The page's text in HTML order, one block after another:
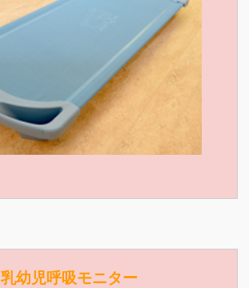
乳幼児呼吸モニター